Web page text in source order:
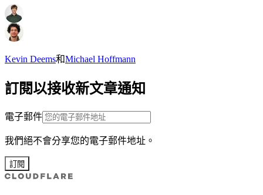
Kevin Deems和Michael Hoffmann
訂閱以接收新文章通知
電子郵件
我們絕不會分享您的電子郵件地址。
訂閱